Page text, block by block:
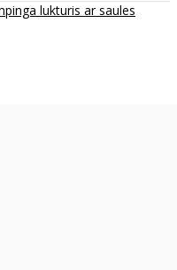
lukturis ar saules